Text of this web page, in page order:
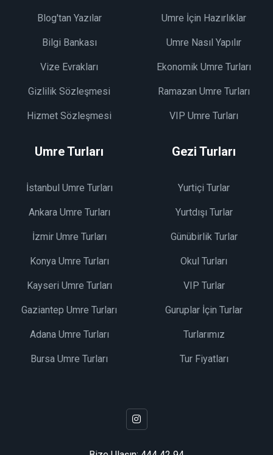
Blog'tan Yazılar
Bilgi Bankası
Vize Evrakları
Gizlilik Sözleşmesi
Hizmet Sözleşmesi
Umre İçin Hazırlıklar
Umre Nasıl Yapılır
Ekonomik Umre Turları
Ramazan Umre Turları
VIP Umre Turları
Umre Turları
İstanbul Umre Turları
Ankara Umre Turları
İzmir Umre Turları
Konya Umre Turları
Kayseri Umre Turları
Gaziantep Umre Turları
Adana Umre Turları
Bursa Umre Turları
Gezi Turları
Yurtiçi Turlar
Yurtdışı Turlar
Günübirlik Turlar
Okul Turları
VIP Turlar
Guruplar İçin Turlar
Turlarımız
Tur Fiyatları